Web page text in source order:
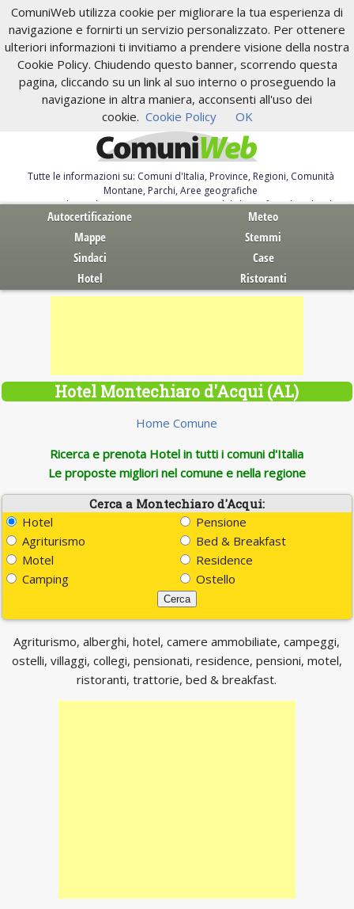
ComuniWeb utilizza cookie per migliorare la tua esperienza di
navigazione e fornirti un servizio personalizzato. Per ottenere
ulteriori informazioni ti invitiamo a prendere visione della nostra
Cookie Policy. Chiudendo questo banner, scorrendo questa
pagina, cliccando su un link al suo interno o proseguendo la
navigazione in altra maniera, acconsenti all'uso dei
cookie. Cookie Policy OK
Tutte le informazioni su: Comuni d'Italia, Province, Regioni, Comunità
Montane, Parchi, Aree geografiche
Servizi al Cittadino. Autocertificazione, moduli, leggi, free download
Autocertificazione
Meteo
Mappe
Stemmi
Sindaci
Case
Hotel
Ristoranti
Hotel Montechiaro d'Acqui (AL)
Home Comune
Ricerca e prenota Hotel in tutti i comuni d'Italia
Le proposte migliori nel comune e nella regione
Cerca a Montechiaro d'Acqui:
Hotel
Pensione
Agriturismo
Bed & Breakfast
Motel
Residence
Camping
Ostello
Agriturismo, alberghi, hotel, camere ammobiliate, campeggi,
ostelli, villaggi, collegi, pensionati, residence, pensioni, motel,
ristoranti, trattorie, bed & breakfast.